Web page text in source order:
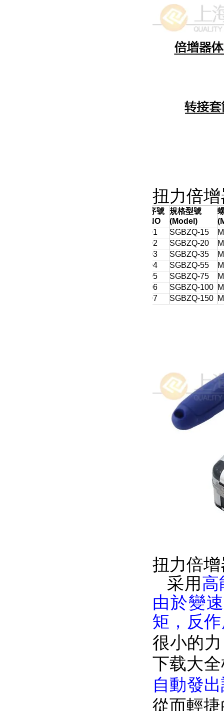
扭力倍
序號
NO
規格型號
(Model)
01
SGBZQ-15
02
SGBZQ-20
03
SGBZQ-35
04
SGBZQ-55
05
SGBZQ-75
06
SGBZQ-100
07
SGBZQ-150
扭力倍
采用 高
由於變
矩，反
很小的
下载大
自動發
從而輕